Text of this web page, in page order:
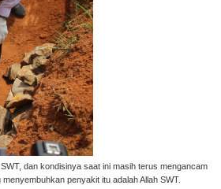
dan kondisinya saat ini masih terus mengancam
penyakit itu adalah Allah SWT.